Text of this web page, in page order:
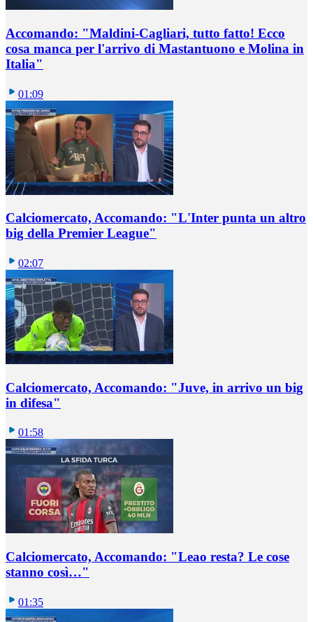
Accomando: "Maldini-Cagliari, tutto fatto! Ecco
cosa manca per l'arrivo di Mastantuono e Molina in
Italia"
01:09
Calciomercato, Accomando: "L'Inter punta un altro
big della Premier League"
02:07
Calciomercato, Accomando: "Juve, in arrivo un big
in difesa"
01:58
Calciomercato, Accomando: "Leao resta? Le cose
stanno così…"
01:35